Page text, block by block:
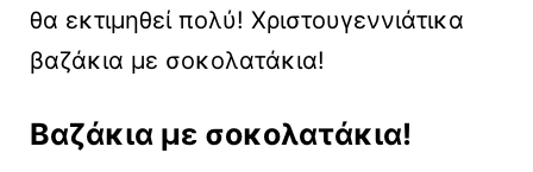
θα εκτιμηθεί πολύ! Χριστουγεννιάτικα
βαζάκια με σοκολατάκια!
Βαζάκια με σοκολατάκια!